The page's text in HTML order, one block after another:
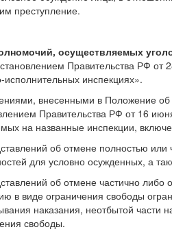
преступление.
осуществляемых
Правительства РФ
инспекциях».
внесенными в Положение
Правительства РФ от 16
на названные инспекции,
об отмене полностью
для условно осужденных, а
об отмене частично
в виде ограничения свободы
наказания, неотбытой части
свободы.